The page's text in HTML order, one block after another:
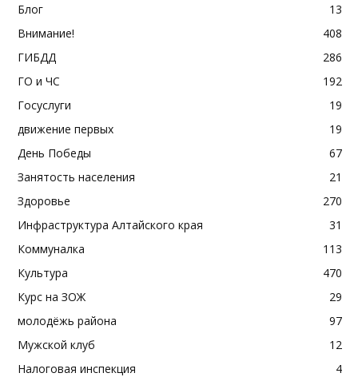
Блог
13
Внимание!
408
ГИБДД
286
ГО и ЧС
192
Госуслуги
19
движение первых
19
День Победы
67
Занятость населения
21
Здоровье
270
Инфраструктура Алтайского края
31
Коммуналка
113
Культура
470
Курс на ЗОЖ
29
молодёжь района
97
Мужской клуб
12
Налоговая инспекция
4